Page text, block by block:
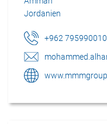
Jordanien
+962 795990010